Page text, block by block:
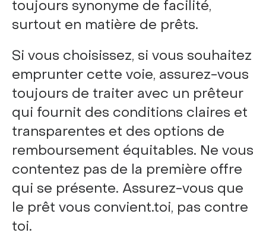
toujours synonyme de facilité,
surtout en matière de prêts.
Si vous choisissez, si vous souhaitez
emprunter cette voie, assurez-vous
toujours de traiter avec un prêteur
qui fournit des conditions claires et
transparentes et des options de
remboursement équitables. Ne vous
contentez pas de la première offre
qui se présente. Assurez-vous que
le prêt vous convient.toi, pas contre
toi.